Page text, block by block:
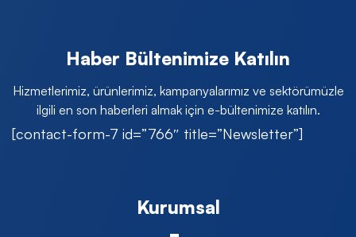
Haber Bültenimize Katılın
Hizmetlerimiz, ürünlerimiz, kampanyalarımız ve sektörümüzle
ilgili en son haberleri almak için e-bültenimize katılın.
[contact-form-7 id=”766″ title=”Newsletter”]
Kurumsal